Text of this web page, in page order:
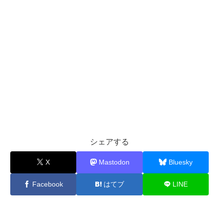
シェアする
X Mastodon Bluesky
Facebook はてブ LINE